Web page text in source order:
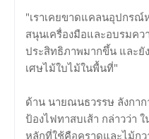
"เราเคยขาดแคลนอุปกรณ์
สนุนเครื่องมือและอบรมคว
ประสิทธิภาพมากขึ้น และยั
เศษไม้ใบไม้ในพื้นที่"
ด้าน นายณนธวรรษ ลังกา
ป้องไฟทาสบเส้า กล่าวว่า
หลักที่ใช้คือคราดและไม้กว